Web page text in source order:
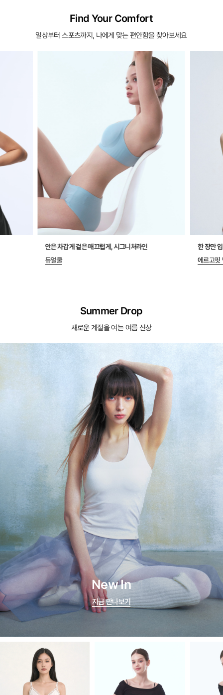
Find Your Comfort
일상부터 스포츠까지, 나에게 맞는 편안함을 찾아보세요
안은 차갑게 겉은 매끄럽게, 시그니처라인
듀얼쿨
한 장만
에르고핏
Summer Drop
새로운 계절을 여는 여름 신상
New In
지금 만나보기